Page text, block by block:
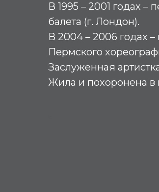
В 1995 – 2001 годах –
балета (г. Лондон).
В 2004 – 2006 годах –
Пермского
Заслуженная
Жила и похоронена в